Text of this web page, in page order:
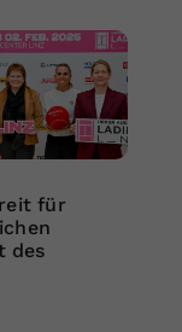
für
des